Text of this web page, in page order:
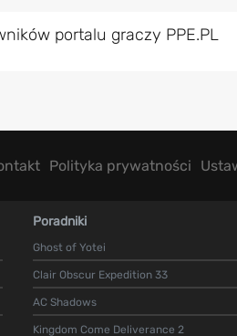
portalu graczy PPE.PL
Polityka prywatności
Poradniki
Ghost of Yotei
Clair Obscur Expedition 33
AC Shadows
Kingdom Come Deliverance 2